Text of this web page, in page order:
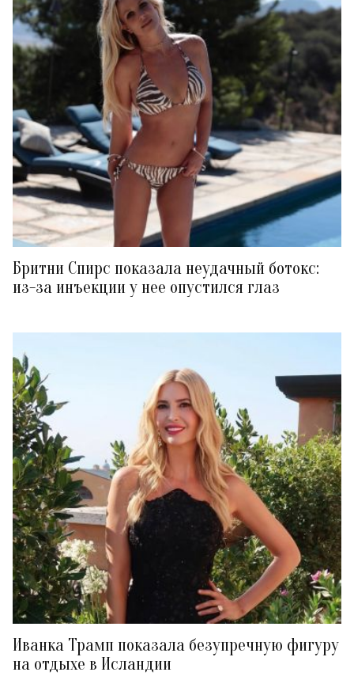
Бритни Спирс показала неудачный ботокс:
из-за инъекции у нее опустился глаз
Иванка Трамп показала безупречную фигуру
на отдыхе в Исландии